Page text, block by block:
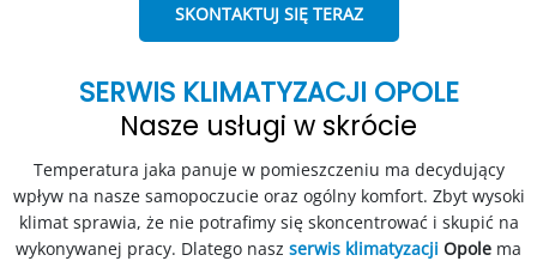
SKONTAKTUJ SIĘ TERAZ
SERWIS KLIMATYZACJI OPOLE
Nasze usługi w skrócie
Temperatura jaka panuje w pomieszczeniu ma decydujący
wpływ na nasze samopoczucie oraz ogólny komfort. Zbyt wysoki
klimat sprawia, że nie potrafimy się skoncentrować i skupić na
wykonywanej pracy. Dlatego nasz serwis klimatyzacji Opole ma